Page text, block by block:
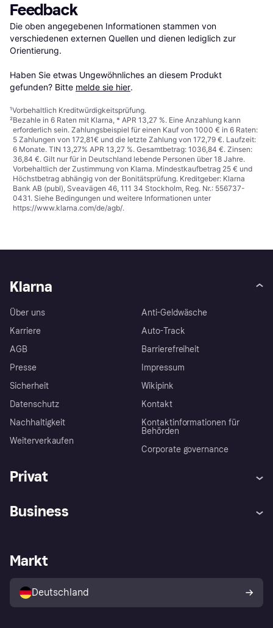
Feedback
Die oben angegebenen Informationen stammen von
verschiedenen externen Quellen und dienen lediglich zur
Orientierung.
Haben Sie etwas Ungewöhnliches an diesem Produkt
gefunden? Bitte melde sie hier.
¹Vorbehaltlich Kreditwürdigkeitsprüfung.
²Bezahle in 6 Raten mit Klarna, * APR 13,27 %. Eine Anzahlung kann
erforderlich sein. Zahlungsbeispiel für einen Kauf von 1000 € in 6 Raten:
5 Zahlungen von 172,81€ und die letzte Zahlung von 172,79 €. Laufzeit:
6 Monate. TIN 13,27% APR 13,27 %. Gesamtbetrag: 1036,84 €. Zinsen:
36,84 €. Gilt nur für in Deutschland lebende Personen über 18 Jahre.
Vorbehaltlich der Zustimmung von Klarna. Mindestkaufbetrag 25 € und
Höchstbetrag abhängig von der Bonitätsprüfung. Kreditgeber: Klarna
Bank AB (publ), Sveavägen 46, 111 34 Stockholm, Reg. Nr.: 556737-
0431. Siehe Bedingungen und weitere Informationen unter
https://www.klarna.com/de/agb/.
Klarna
Über uns
Karriere
AGB
Presse
Sicherheit
Datenschutz
Nachhaltigkeit
Weiterverkaufen
Anti-Geldwäsche
Auto-Track
Barrierefreiheit
Impressum
Wikipink
Kontakt
Kontaktinformationen für
Behörden
Corporate governance
Privat
Klarna App
Shops entdecken
Käuferschutzrichtlinie
Dein Widerrufsrecht
Business
Händlerportal
Markt
Deutschland